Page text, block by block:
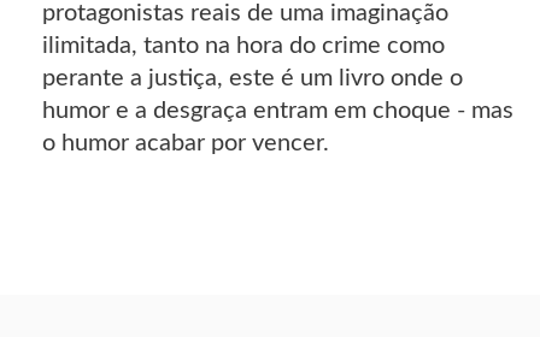
protagonistas reais de uma imaginação
ilimitada, tanto na hora do crime como
perante a justiça, este é um livro onde o
humor e a desgraça entram em choque - mas
o humor acabar por vencer.